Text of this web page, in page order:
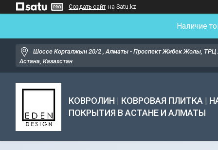
Создать сайт на Satu.kz
Наличие
Шоссе Коргалжын 20/2 , Алматы - Проспект Жибек Жолы,
Астана, Казахстан
КОВРОЛИН | КОВРОВАЯ ПЛИТКА |
ПОКРЫТИЯ В АСТАНЕ И АЛМАТЫ